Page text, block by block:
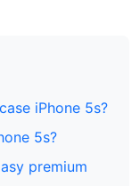
iPhone 5s?
5s?
premium